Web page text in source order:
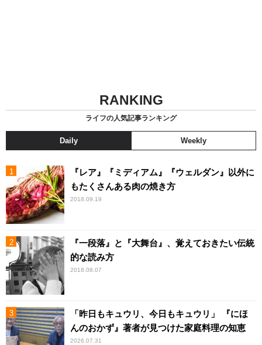
RANKING
ライフの人気記事ランキング
Daily Weekly
『レア』『ミディアム』『ウェルダン』以外に
もたくさんある肉の焼き方
2018.09.19
『一段落』と『大舞台』、覚えておきたい伝統
的な読み方
2018.08.07
「昨日もキュウリ、今日もキュウリ」 『にほ
んのおかず』著者が見つけた家庭料理の知恵
2026.07.31